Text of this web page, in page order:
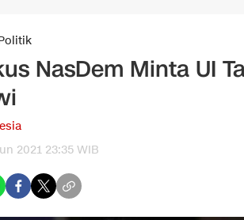
NasDem Minta UI
2021 23:35 WIB